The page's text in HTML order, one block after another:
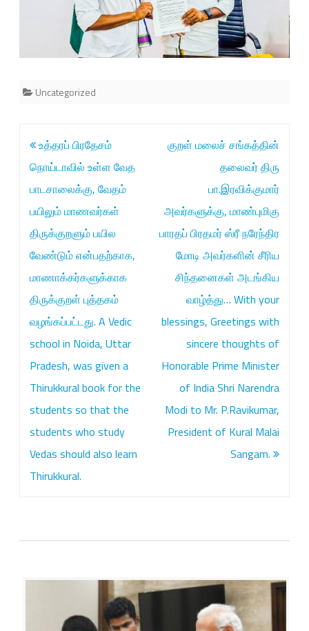
க்
கு
நா
2
0
2
”
தொ
ட
ர்
பா
ன
ந
கை
க
Uncategorized
Post
navigation
உத்தரப் பிரதேசம்
நொய்டாவில் உள்ள வேத
பாடசாலைக்கு, வேதம்
பயிலும் மாணவர்கள்
திருக்குறளும் பயில
வேண்டும் என்பதற்காக,
மாணாக்கர்களுக்காக
திருக்குறள் புத்தகம்
வழங்கப்பட்டது. A Vedic
school in Noida, Uttar
Pradesh, was given a
Thirukkural book for the
students so that the
students who study
Vedas should also learn
Thirukkural.
குறள் மலைச் சங்கத்தின்
தலைவர் திரு
பா.இரவிக்குமார்
அவர்களுக்கு, மாண்புமிகு
பாரதப் பிரதமர் ஸ்ரீ நரேந்திர
மோடி அவர்களின் சீரிய
சிந்தனைகள் அடங்கிய
வாழ்த்து… With your
blessings, Greetings with
sincere thoughts of
Honorable Prime Minister
of India Shri Narendra
Modi to Mr. P.Ravikumar,
President of Kural Malai
Sangam.